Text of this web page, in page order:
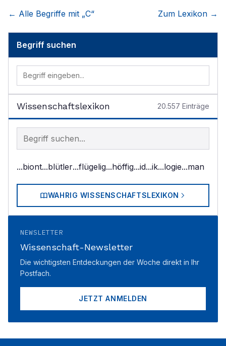
← Alle Begriffe mit „C“ Zum Lexikon →
Begriff suchen
Wissenschaftslexikon 20.557 Einträge
Begriff im Lexikon suchen
...biont...blütler...flügelig...höffig...id...ik...logie...man
WAHRIG WISSENSCHAFTSLEXIKON
NEWSLETTER
Wissenschaft-Newsletter
Die wichtigsten Entdeckungen der Woche direkt in Ihr
Postfach.
JETZT ANMELDEN